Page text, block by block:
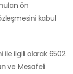
ön
kabul
ile ilgili olarak 6502
ve Mesafeli